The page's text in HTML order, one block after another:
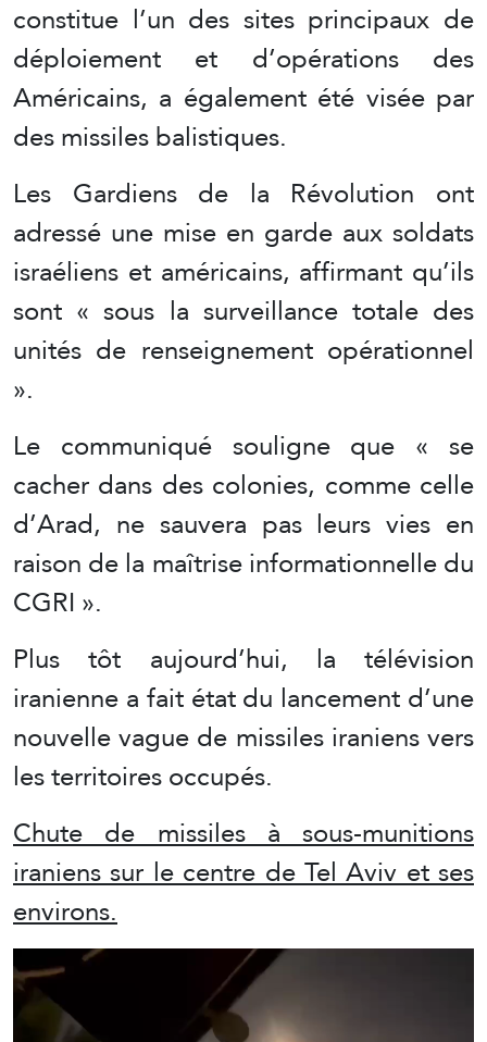
constitue l’un des sites principaux de
déploiement et d’opérations des
Américains, a également été visée par
des missiles balistiques.
Les Gardiens de la Révolution ont
adressé une mise en garde aux soldats
israéliens et américains, affirmant qu’ils
sont « sous la surveillance totale des
unités de renseignement opérationnel
».
Le communiqué souligne que « se
cacher dans des colonies, comme celle
d’Arad, ne sauvera pas leurs vies en
raison de la maîtrise informationnelle du
CGRI ».
Plus tôt aujourd’hui, la télévision
iranienne a fait état du lancement d’une
nouvelle vague de missiles iraniens vers
les territoires occupés.
Chute de missiles à sous-munitions
iraniens sur le centre de Tel Aviv et ses
environs.